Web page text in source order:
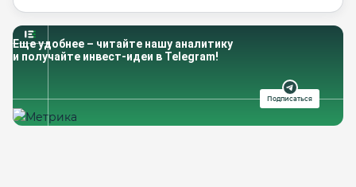
Еще удобнее – читайте нашу аналитику
и получайте инвест-идеи в Telegram!
Подписаться